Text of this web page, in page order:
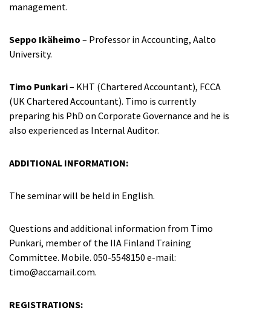
management.
Seppo Ikäheimo – Professor in Accounting, Aalto
University.
Timo Punkari– KHT (Chartered Accountant), FCCA
(UK Chartered Accountant). Timo is currently
preparing his PhD on Corporate Governance and he is
also experienced as Internal Auditor.
ADDITIONAL INFORMATION:
The seminar will be held in English.
Questions and additional information from Timo
Punkari, member of the IIA Finland Training
Committee. Mobile. 050-5548150 e-mail:
timo@accamail.com.
REGISTRATIONS: